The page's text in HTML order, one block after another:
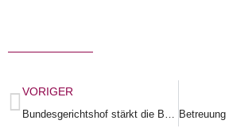
Zurück
VORIGER
Bundesgerichtshof stärkt die Bedeutung der Patientenverfügung